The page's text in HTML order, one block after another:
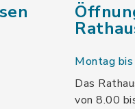
Montag
Das
von 8.00